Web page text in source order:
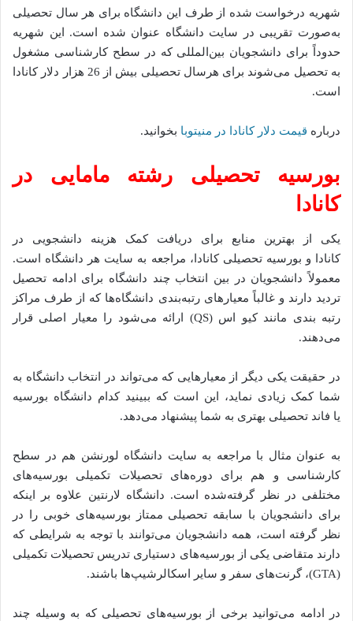
شهریه درخواست شده از طرف این دانشگاه برای هر سال تحصیلی
به‌صورت تقریبی در سایت دانشگاه عنوان‌ شده است. این شهریه
حدوداً برای دانشجویان بین‌المللی که در سطح کارشناسی مشغول
به تحصیل می‌شوند برای هرسال تحصیلی بیش از 26 هزار دلار کانادا
است.
درباره قیمت دلار کانادا در منیتوبا بخوانید.
بورسیه تحصیلی رشته مامایی در
کانادا
یکی از بهترین منابع برای دریافت کمک هزینه‌ دانشجویی در
کانادا و بورسیه‌ تحصیلی کانادا، مراجعه به سایت هر دانشگاه است.
معمولاً دانشجویان در بین انتخاب چند دانشگاه برای ادامه تحصیل
تردید دارند و غالباً معیارهای رتبه‌بندی دانشگاه‌ها که از طرف مراکز
رتبه ‌بندی مانند کیو اس (QS) ارائه می‌شود را معیار اصلی قرار
می‌دهند.
در حقیقت یکی دیگر از معیارهایی که می‌تواند در انتخاب دانشگاه به
شما کمک زیادی نماید، این است که ببینید کدام دانشگاه بورسیه
یا فاند تحصیلی بهتری به شما پیشنهاد می‌دهد.
به‌ عنوان ‌مثال با مراجعه به سایت دانشگاه لورنشن هم در سطح
کارشناسی و هم برای دوره‌های تحصیلات تکمیلی بورسیه‌های
مختلفی در نظر گرفته‌شده است. دانشگاه لارنتین علاوه بر اینکه
برای دانشجویان با سابقه تحصیلی ممتاز بورسیه‌های خوبی را در
نظر گرفته است، همه دانشجویان می‌توانند با توجه به شرایطی که
دارند متقاضی یکی از بورسیه‌های دستیاری تدریس تحصیلات تکمیلی
(GTA)، گرنت‌های سفر و سایر اسکالرشیپ‌ها باشند.
در ادامه می‌توانید برخی از بورسیه‌های تحصیلی که به ‌وسیله چند